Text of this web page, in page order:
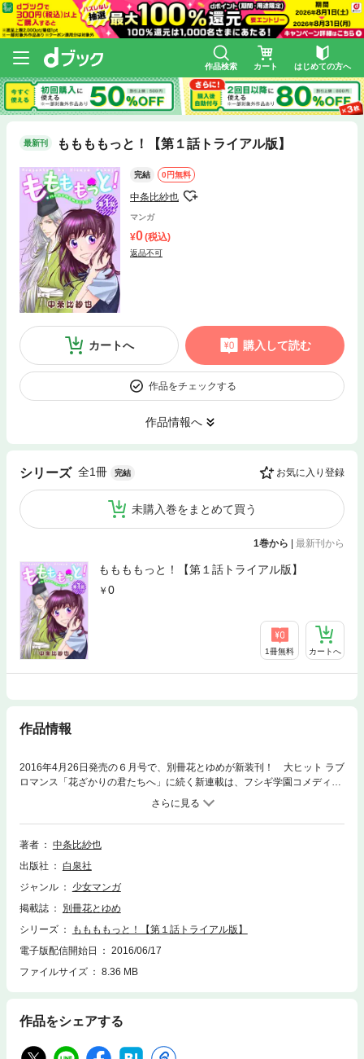
作品検索 カート はじめての方へ
最新刊 ももももっと！【第１話トライアル版】
完結 0円無料
中条比紗也
マンガ
0(税込)
返品不可
カートへ 購入して読む
作品をチェックする
作品情報へ
シリーズ 全1冊 完結 お気に入り登録
未購入巻をまとめて買う
1巻から | 最新刊から
ももももっと！【第１話トライアル版】
0
1冊無料 カートへ
作品情報
2016年4月26日発売の６月号で、別冊花とゆめが新装刊！ 大ヒット ラブ
ロマンス「花ざかりの君たちへ」に続く新連載は、フシギ学園コメディ★
ちょっと“見えて”しまう百瀬桃。フツーの高校生になりたい桃が拾った
ハリネズミの正体は、なんと…!? ※トライアル版につき、続話の配信は
ありません。
著者
中条比紗也
出版社
白泉社
ジャンル
少女マンガ
掲載誌
別冊花とゆめ
シリーズ
ももももっと！【第１話トライアル版】
電子版配信開始日
2016/06/17
ファイルサイズ
8.36 MB
作品をシェアする